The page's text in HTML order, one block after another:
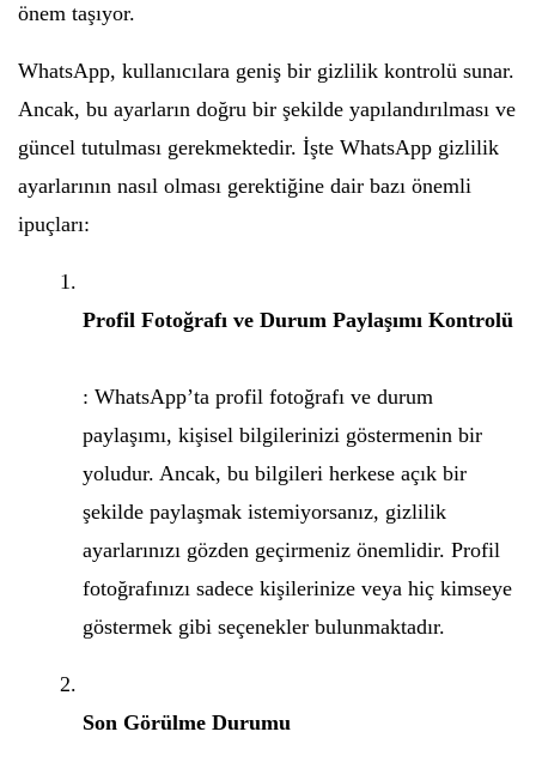
önem taşıyor.
WhatsApp, kullanıcılara geniş bir gizlilik kontrolü sunar.
Ancak, bu ayarların doğru bir şekilde yapılandırılması ve
güncel tutulması gerekmektedir. İşte WhatsApp gizlilik
ayarlarının nasıl olması gerektiğine dair bazı önemli
ipuçları:
Profil Fotoğrafı ve Durum Paylaşımı Kontrolü
: WhatsApp’ta profil fotoğrafı ve durum
paylaşımı, kişisel bilgilerinizi göstermenin bir
yoludur. Ancak, bu bilgileri herkese açık bir
şekilde paylaşmak istemiyorsanız, gizlilik
ayarlarınızı gözden geçirmeniz önemlidir. Profil
fotoğrafınızı sadece kişilerinize veya hiç kimseye
göstermek gibi seçenekler bulunmaktadır.
Son Görülme Durumu